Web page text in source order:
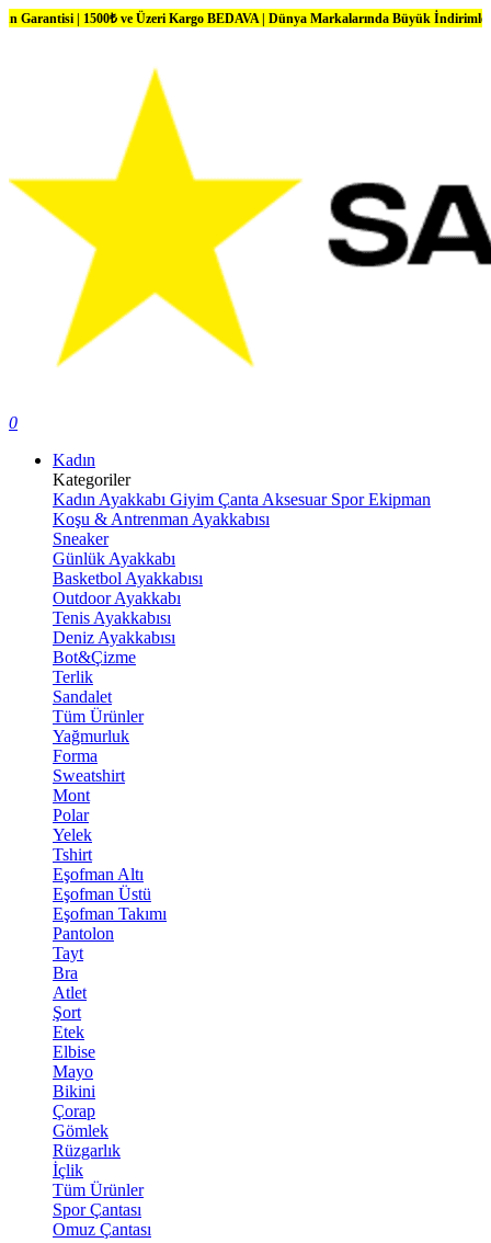
ve Üzeri Kargo BEDAVA | Dünya Markalarında Büyük İndirimler
0
Kadın
Kategoriler
Kadın Ayakkabı Giyim Çanta Aksesuar Spor Ekipman
Koşu & Antrenman Ayakkabısı
Sneaker
Günlük Ayakkabı
Basketbol Ayakkabısı
Outdoor Ayakkabı
Tenis Ayakkabısı
Deniz Ayakkabısı
Bot&Çizme
Terlik
Sandalet
Tüm Ürünler
Yağmurluk
Forma
Sweatshirt
Mont
Polar
Yelek
Tshirt
Eşofman Altı
Eşofman Üstü
Eşofman Takımı
Pantolon
Tayt
Bra
Atlet
Şort
Etek
Elbise
Mayo
Bikini
Çorap
Gömlek
Rüzgarlık
İçlik
Tüm Ürünler
Spor Çantası
Omuz Çantası